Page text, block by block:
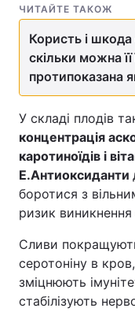
ЧИТАЙТЕ ТАКОЖ
Користь і шкода
скільки можна
протипоказана
У складі плодів
концентрація
каротиноїдів і
Е.Антиоксиданти
боротися з
ризик виникнення
Сливи
серотоніну в
зміцнюють
стабілізують